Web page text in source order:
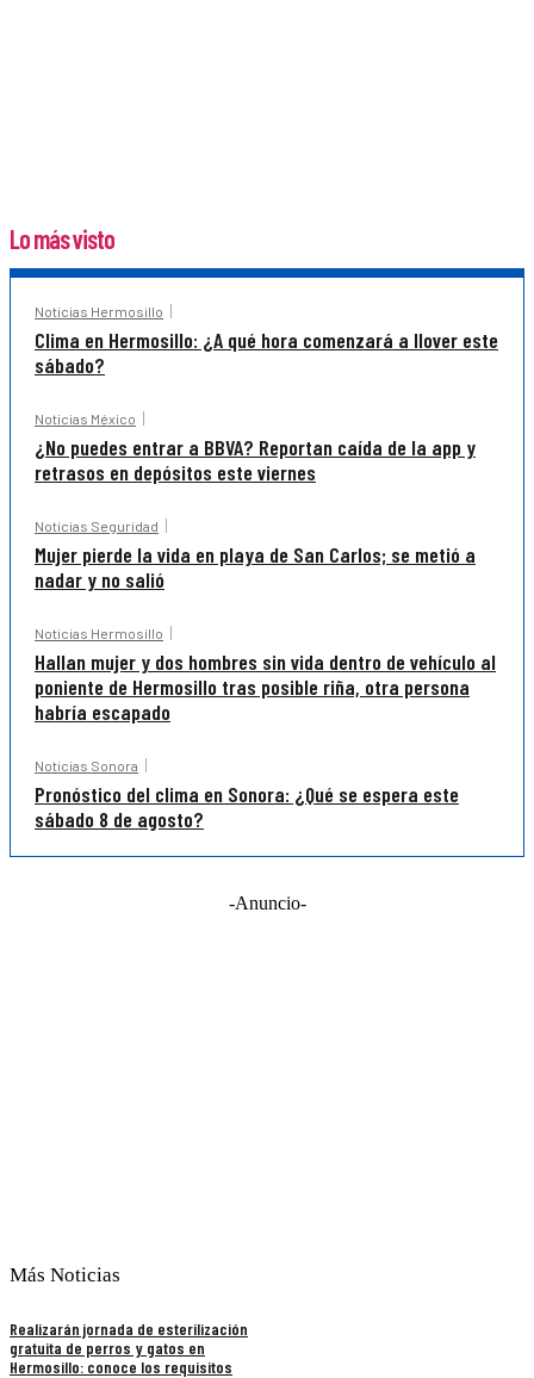
Lo más visto
Noticias Hermosillo
Clima en Hermosillo: ¿A qué hora comenzará a llover este
sábado?
Noticias México
¿No puedes entrar a BBVA? Reportan caída de la app y
retrasos en depósitos este viernes
Noticias Seguridad
Mujer pierde la vida en playa de San Carlos; se metió a
nadar y no salió
Noticias Hermosillo
Hallan mujer y dos hombres sin vida dentro de vehículo al
poniente de Hermosillo tras posible riña, otra persona
habría escapado
Noticias Sonora
Pronóstico del clima en Sonora: ¿Qué se espera este
sábado 8 de agosto?
-Anuncio-
Más Noticias
Realizarán jornada de esterilización
gratuita de perros y gatos en
Hermosillo: conoce los requisitos